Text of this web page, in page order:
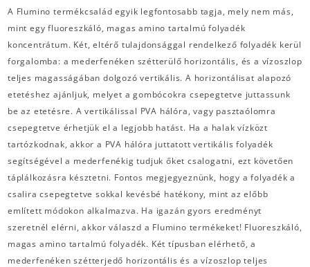
A Flumino termékcsalád egyik legfontosabb tagja, mely nem más,
mint egy fluoreszkáló, magas amino tartalmú folyadék
koncentrátum. Két, eltérő tulajdonsággal rendelkező folyadék kerül
forgalomba: a mederfenéken szétterülő horizontális, és a vízoszlop
teljes magasságában dolgozó vertikális. A horizontálisat alapozó
etetéshez ajánljuk, melyet a gombócokra csepegtetve juttassunk
be az etetésre. A vertikálissal PVA hálóra, vagy pasztaólomra
csepegtetve érhetjük el a legjobb hatást. Ha a halak vízközt
tartózkodnak, akkor a PVA hálóra juttatott vertikális folyadék
segítségével a mederfenékig tudjuk őket csalogatni, ezt követően
táplálkozásra késztetni. Fontos megjegyeznünk, hogy a folyadék a
csalira csepegtetve sokkal kevésbé hatékony, mint az előbb
említett módokon alkalmazva. Ha igazán gyors eredményt
szeretnél elérni, akkor válaszd a Flumino termékeket! Fluoreszkáló,
magas amino tartalmú folyadék. Két típusban elérhető, a
mederfenéken szétterjedő horizontális és a vízoszlop teljes